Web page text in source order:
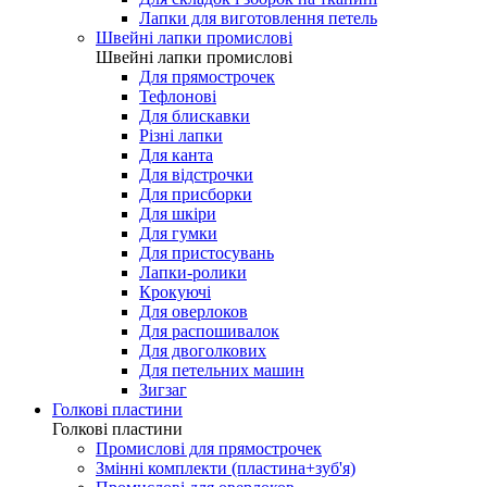
Лапки для виготовлення петель
Швейні лапки промислові
Швейні лапки промислові
Для прямострочек
Тефлонові
Для блискавки
Різні лапки
Для канта
Для відстрочки
Для присборки
Для шкіри
Для гумки
Для пристосувань
Лапки-ролики
Крокуючі
Для оверлоков
Для распошивалок
Для двоголкових
Для петельних машин
Зигзаг
Голкові пластини
Голкові пластини
Промислові для прямострочек
Змінні комплекти (пластина+зуб'я)